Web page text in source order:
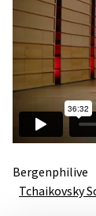
Bergenphilive
Tchaikovsky